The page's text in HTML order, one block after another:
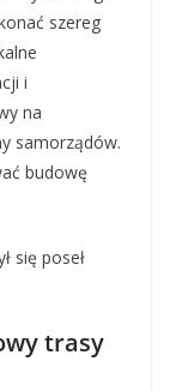
szereg
i
na
samorządów.
budowę
się poseł
trasy